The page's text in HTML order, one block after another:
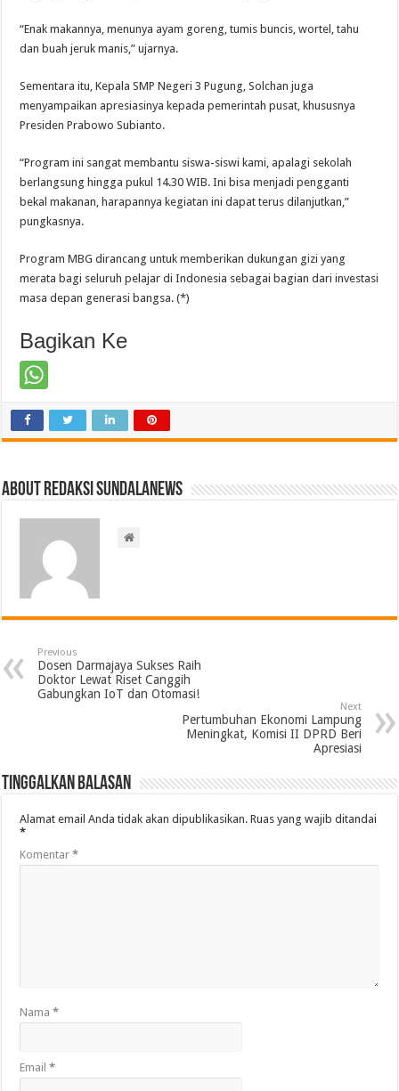
“Enak makannya, menunya ayam goreng, tumis buncis, wortel, tahu
dan buah jeruk manis,” ujarnya.
Sementara itu, Kepala SMP Negeri 3 Pugung, Solchan juga
menyampaikan apresiasinya kepada pemerintah pusat, khususnya
Presiden Prabowo Subianto.
“Program ini sangat membantu siswa-siswi kami, apalagi sekolah
berlangsung hingga pukul 14.30 WIB. Ini bisa menjadi pengganti
bekal makanan, harapannya kegiatan ini dapat terus dilanjutkan,”
pungkasnya.
Program MBG dirancang untuk memberikan dukungan gizi yang
merata bagi seluruh pelajar di Indonesia sebagai bagian dari investasi
masa depan generasi bangsa. (*)
Bagikan Ke
About Redaksi Sundalanews
Previous
Dosen Darmajaya Sukses Raih
Doktor Lewat Riset Canggih
Gabungkan IoT dan Otomasi!
Next
Pertumbuhan Ekonomi Lampung
Meningkat, Komisi II DPRD Beri
Apresiasi
Tinggalkan Balasan
Alamat email Anda tidak akan dipublikasikan. Ruas yang wajib ditandai
*
Komentar*
Nama*
Email*